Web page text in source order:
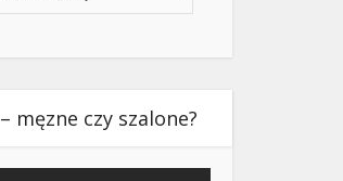
męzne czy szalone?